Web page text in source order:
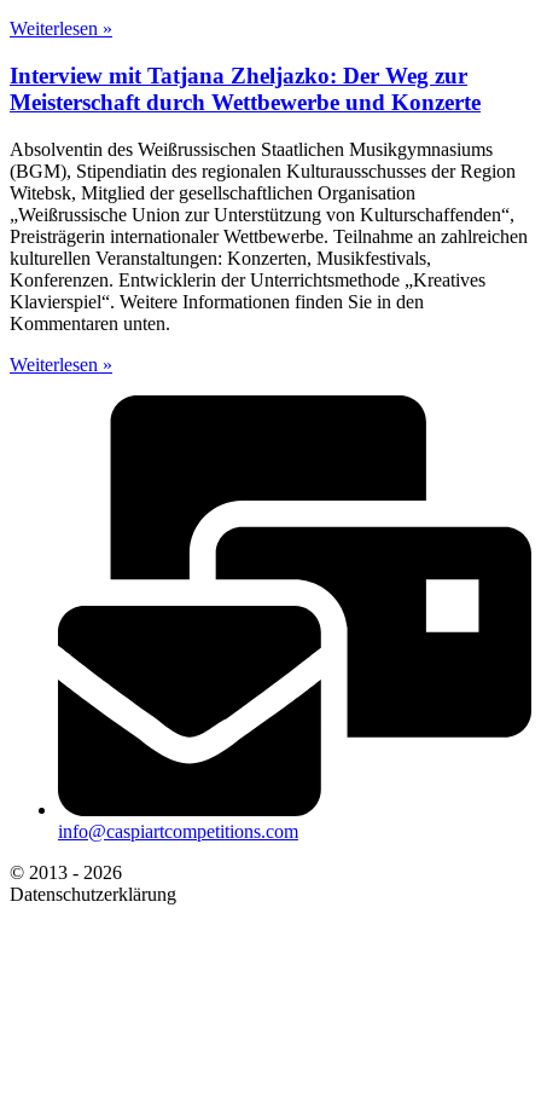
Weiterlesen »
Interview mit Tatjana Zheljazko: Der Weg zur
Meisterschaft durch Wettbewerbe und Konzerte
Absolventin des Weißrussischen Staatlichen Musikgymnasiums
(BGM), Stipendiatin des regionalen Kulturausschusses der Region
Witebsk, Mitglied der gesellschaftlichen Organisation
„Weißrussische Union zur Unterstützung von Kulturschaffenden“,
Preisträgerin internationaler Wettbewerbe. Teilnahme an zahlreichen
kulturellen Veranstaltungen: Konzerten, Musikfestivals,
Konferenzen. Entwicklerin der Unterrichtsmethode „Kreatives
Klavierspiel“. Weitere Informationen finden Sie in den
Kommentaren unten.
Weiterlesen »
info@caspiartcompetitions.com
© 2013 - 2026
Datenschutzerklärung